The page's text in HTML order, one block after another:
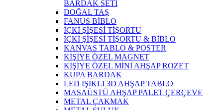
BARDAK SETİ
DOĞAL TAŞ
FANUS BİBLO
İÇKİ ŞİŞESİ TİŞORTU
İÇKİ ŞİŞESİ TİŞORTU & BİBLO
KANVAS TABLO & POSTER
KİŞİYE ÖZEL MAGNET
KİŞİYE ÖZEL MİNİ AHŞAP ROZET
KUPA BARDAK
LED IŞIKLI 3D AHŞAP TABLO
MASAÜSTÜ AHŞAP PALET ÇERÇEVE
METAL ÇAKMAK